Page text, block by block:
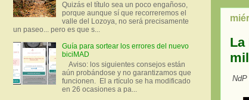
La
NdP
Quizás el título sea un poco engañoso,
porque aunque sí que recorreremos el
valle del Lozoya, no será precisamente
un paseo... pero es que s...
Guía para sortear los errores del nuevo
biciMAD
Aviso: los siguientes consejos están
aún probándose y no garantizamos que
funcionen. El a rtículo se ha modificado
en 26 ocasiones a pa...